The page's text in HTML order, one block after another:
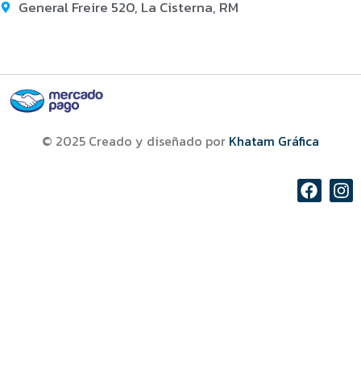
General Freire 520, La Cisterna, RM
© 2025 Creado y diseñado por Khatam Gráfica